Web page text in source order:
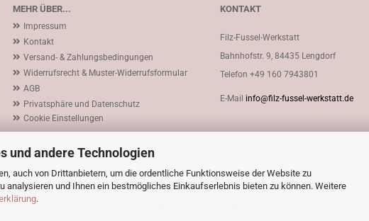
und andere Technologien
auch von Drittanbietern, um die ordentliche Funktionsweise der Website zu
analysieren und Ihnen ein bestmögliches Einkaufserlebnis bieten zu können. Weitere
.
MEHR ÜBER...
Impressum
Kontakt
Versand- & Zahlungsbedingungen
Widerrufsrecht & Muster-Widerrufsformular
AGB
Privatsphäre und Datenschutz
Cookie Einstellungen
KONTAKT
Filz-Fussel-Werkstatt
Bahnhofstr. 9, 84435 Lengdorf
Telefon +49 160 7943801
E-Mail info@filz-fussel-werkstatt.de